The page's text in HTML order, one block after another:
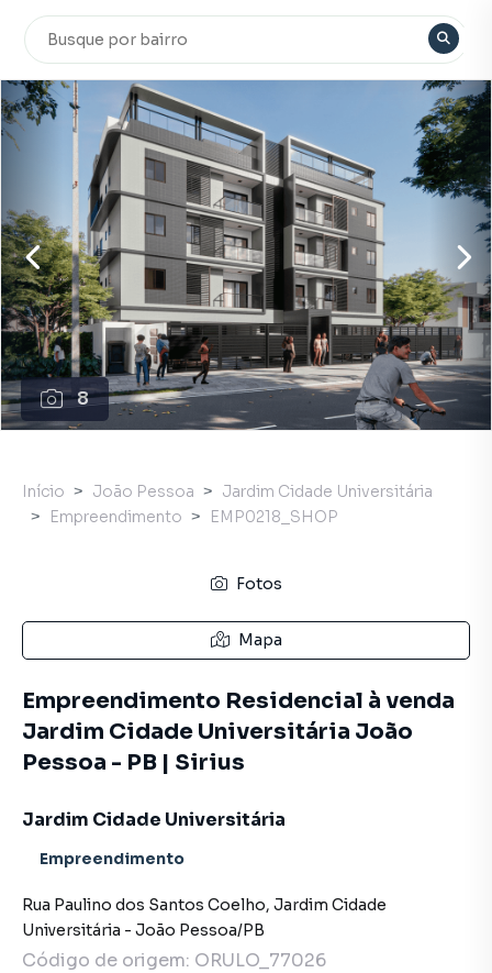
8
Início João Pessoa
Jardim Cidade Universitária
Empreendimento
EMP0218_SHOP
Fotos
Mapa
Empreendimento Residencial à venda
Jardim Cidade Universitária João
Pessoa - PB | Sirius
Jardim Cidade Universitária
Empreendimento
Rua Paulino dos Santos Coelho, Jardim Cidade
Universitária - João Pessoa/PB
Código de origem: ORULO_77026